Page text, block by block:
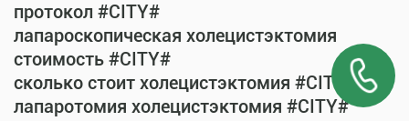
протокол #CITY#
лапароскопическая холецистэктомия
стоимость #CITY#
сколько стоит холецистэктомия #CITY#
лапаротомия холецистэктомия #CITY#